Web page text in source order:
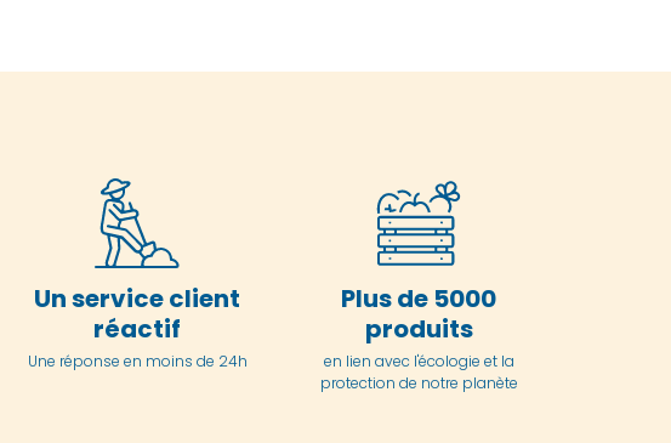
Un service client
réactif
Une réponse en moins de 24h
Plus de 5000
produits
en lien avec l'écologie et la
protection de notre planète